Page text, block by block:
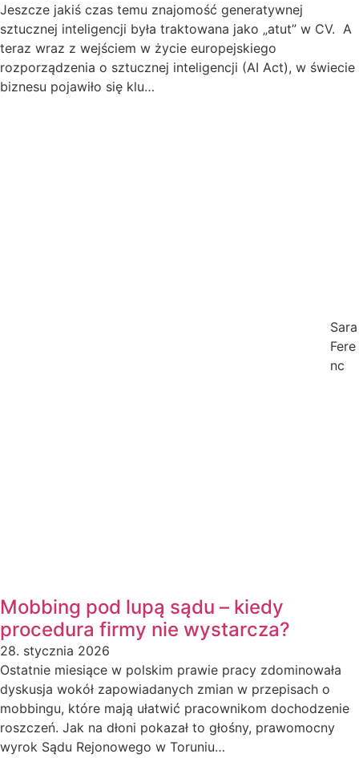
Jeszcze jakiś czas temu znajomość generatywnej
sztucznej inteligencji była traktowana jako „atut” w CV. A
teraz wraz z wejściem w życie europejskiego
rozporządzenia o sztucznej inteligencji (AI Act), w świecie
biznesu pojawiło się klu…
Sara
Fere
nc
Mobbing pod lupą sądu – kiedy
procedura firmy nie wystarcza?
28. stycznia 2026
Ostatnie miesiące w polskim prawie pracy zdominowała
dyskusja wokół zapowiadanych zmian w przepisach o
mobbingu, które mają ułatwić pracownikom dochodzenie
roszczeń. Jak na dłoni pokazał to głośny, prawomocny
wyrok Sądu Rejonowego w Toruniu…